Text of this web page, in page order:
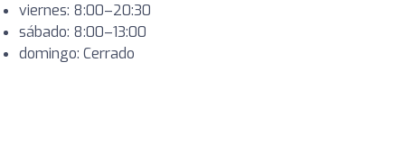
viernes: 8:00–20:30
sábado: 8:00–13:00
domingo: Cerrado